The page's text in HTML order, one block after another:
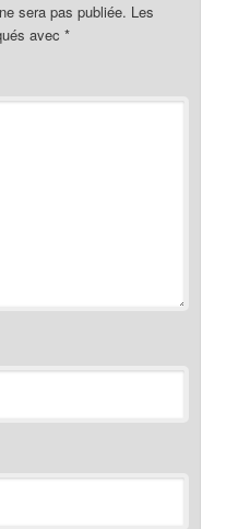
sera pas publiée. Les
avec*